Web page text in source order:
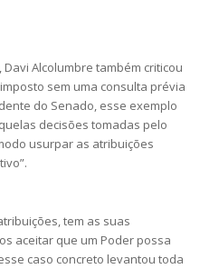
Alcolumbre também criticou
sem uma consulta prévia
do Senado, esse exemplo
decisões tomadas pelo
usurpar as atribuições
tem as suas
aceitar que um Poder possa
caso concreto levantou toda